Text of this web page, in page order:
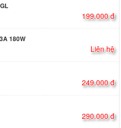
199.000 đ
180W
Liên hệ
249.000 đ
290.000 đ